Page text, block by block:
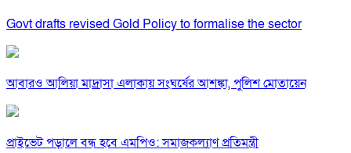
Govt drafts revised Gold Policy to formalise the sector
আবারও আলিয়া মাদ্রাসা এলাকায় সংঘর্ষের আশঙ্কা, পুলিশ মোতায়েন
প্রাইভেট পড়ালে বন্ধ হবে এমপিও: সমাজকল্যাণ প্রতিমন্ত্রী